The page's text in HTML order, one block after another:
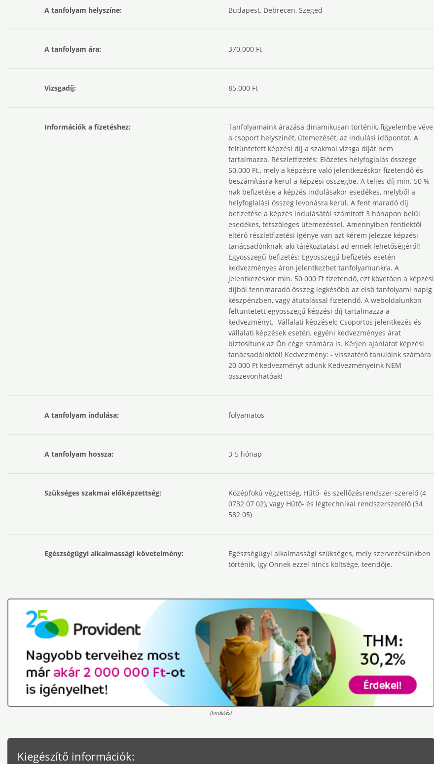
A tanfolyam helyszíne: Budapest, Debrecen, Szeged
A tanfolyam ára: 370.000 Ft
Vizsgadíj: 85.000 Ft
Információk a fizetéshez:
Tanfolyamaink árazása dinamikusan történik, figyelembe véve
a csoport helyszínét, ütemezését, az indulási időpontot. A
feltüntetett képzési díj a szakmai vizsga díját nem
tartalmazza. Részletfizetés: Előzetes helyfoglalás összege
50.000 Ft., mely a képzésre való jelentkezéskor fizetendő és
beszámításra kerül a képzési összegbe. A teljes díj min. 50 %-
nak befizetése a képzés indulásakor esedékes, melyből a
helyfoglalási összeg levonásra kerül. A fent maradó díj
befizetése a képzés indulásától számított 3 hónapon belül
esedékes, tetszőleges ütemezéssel. Amennyiben fentiektől
eltérő részletfizetési igénye van azt kérem jelezze képzési
tanácsadónknak, aki tájékoztatást ad ennek ‎lehetőségéről!‎
Egyösszegű befizetés: Egyösszegű befizetés esetén
kedvezményes áron jelentkezhet tanfolyamunkra. A
‎jelentkezéskor min. 50 000 Ft fizetendő, ezt követően a képzési
díjból fennmaradó összeg ‎legkésőbb az első tanfolyami napig
készpénzben, vagy átutalással fizetendő. A weboldalunkon
‎feltüntetett egyösszegű képzési díj tartalmazza a
kedvezményt. ‎ Vállalati képzések: Csoportos jelentkezés és
vállalati képzések esetén, egyéni kedvezményes árat
biztosítunk az ‎Ön cége számára is. Kérjen ajánlatot képzési
tanácsadóinktól!‎ Kedvezmény: ‎‎- visszatérő tanulóink számára
20 000 Ft kedvezményt adunk Kedvezményeink NEM
összevonhatóak!
A tanfolyam indulása: folyamatos
A tanfolyam hossza: 3-5 hónap
Szükséges szakmai előképzettség:
Középfokú végzettség, Hűtő- és szellőzésrendszer-szerelő (4
0732 07 02), vagy Hűtő- és légtechnikai rendszerszerelő (34
582 05)
Egészségügyi alkalmassági követelmény:
Egészségügyi alkalmassági szükséges, mely szervezésünkben
történik, így Önnek ezzel nincs költsége, teendője.
(hirdetés)
Kiegészítő információk: